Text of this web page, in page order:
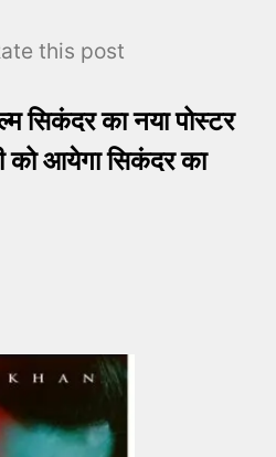
this post
सिकंदर का नया पोस्टर
को आयेगा सिकंदर का